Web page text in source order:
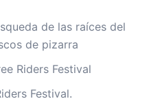
de las raíces del
de pizarra
Riders Festival
Festival.